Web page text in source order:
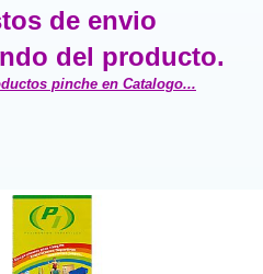
de envio
del producto.
pinche en Catalogo...